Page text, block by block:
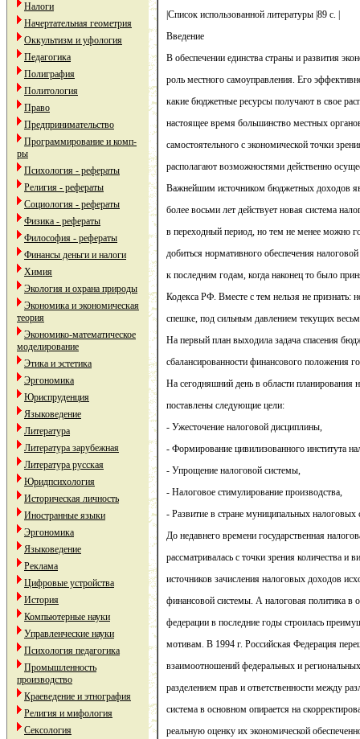
Налоги
Начертательная геометрия
Оккультизм и уфология
Педагогика
Полиграфия
Политология
Право
Предпринимательство
Программирование и комп-
ры
Психология - рефераты
Религия - рефераты
Социология - рефераты
Физика - рефераты
Философия - рефераты
Финансы деньги и налоги
Химия
Экология и охрана природы
Экономика и экономическая
теория
Экономико-математическое
моделирование
Этика и эстетика
Эргономика
Юриспруденция
Языковедение
Литература
Литература зарубежная
Литература русская
Юридпсихология
Историческая личность
Иностранные языки
Эргономика
Языковедение
Реклама
Цифровые устройства
История
Компьютерные науки
Управленческие науки
Психология педагогика
Промышленность
производство
Краеведение и этнография
Религия и мифология
Сексология
|Список использованной литературы |89 с. |
Введение
В обеспечении единства страны и развития
роль местного самоуправления. Его
какие бюджетные ресурсы получают в свое
настоящее время большинство местных
самостоятельного с экономической точки
располагают возможностями действенно
Важнейшим источником бюджетных доходов
более восьми лет действует новая система
в переходный период, но тем не менее можно
добиться нормативного обеспечения
к последним годам, когда наконец то было
Кодекса РФ. Вместе с тем нельзя не признать:
спешке, под сильным давлением текущих
На первый план выходила задача спасения
сбалансированности финансового положения
На сегодняшний день в области
поставлены следующие цели:
- Ужесточение налоговой дисциплины,
- Формирование цивилизованного института
- Упрощение налоговой системы,
- Налоговое стимулирование производства,
- Развитие в стране муниципальных налоговых
До недавнего времени государственная
рассматривалась с точки зрения количества и
источников зачисления налоговых доходов
финансовой системы. А налоговая политика в
федерации в последние годы строилась
мотивам. В 1994 г. Российская Федерация
взаимоотношений федеральных и
разделением прав и ответственности между
система в основном опирается на
реальную оценку их экономической